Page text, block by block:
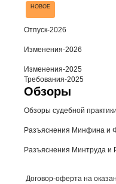
НОВОЕ
Отпуск-2026
Изменения-2026
Изменения-2025
Требования-2025
Обзоры
Обзоры судебной практики
Разъяснения Минфина и
Разъяснения Минтруда и
Договор-оферта на